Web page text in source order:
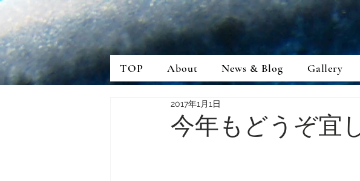
TOP About News & Blog Gallery
今年もどうぞ宜
2017年1月1日